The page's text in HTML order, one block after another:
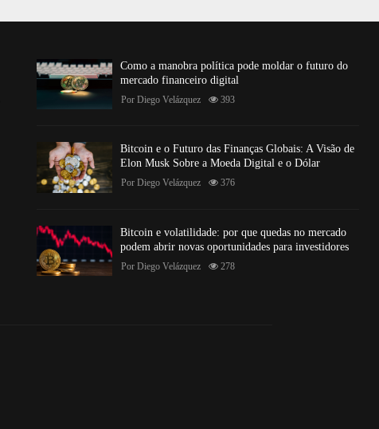
Como a manobra política pode moldar o futuro do
mercado financeiro digital
PorDiego Velázquez 393
Bitcoin e o Futuro das Finanças Globais: A Visão de
Elon Musk Sobre a Moeda Digital e o Dólar
PorDiego Velázquez 376
Bitcoin e volatilidade: por que quedas no mercado
podem abrir novas oportunidades para investidores
PorDiego Velázquez 278